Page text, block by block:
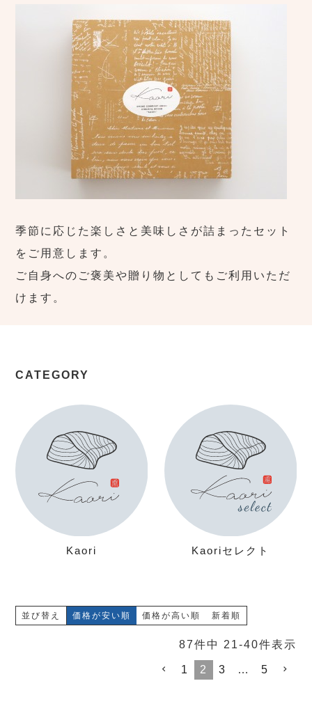
季節に応じた楽しさと美味しさが詰まったセット
をご用意します。
ご自身へのご褒美や贈り物としてもご利用いただ
けます。
CATEGORY
Kaori Kaoriセレクト
並び替え 価格が安い順 価格が高い順 新着順
87件中 21-40件表示
1 2 3 … 5